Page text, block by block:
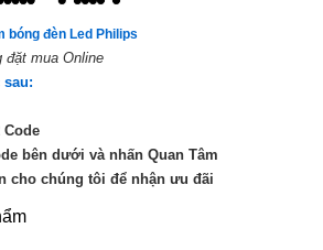
bóng đèn Led Philips
đặt mua Online
bên dưới và nhấn Quan Tâm
cho chúng tôi để nhận ưu đãi